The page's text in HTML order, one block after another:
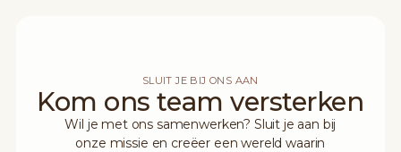
SLUIT JE BIJ ONS AAN
Kom ons team versterken
Wil je met ons samenwerken? Sluit je aan bij
onze missie en creëer een wereld waarin